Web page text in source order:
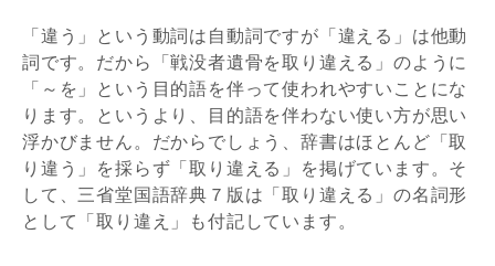
「違う」という動詞は自動詞ですが「違える」は他動
詞です。だから「戦没者遺骨を取り違える」のように
「～を」という目的語を伴って使われやすいことにな
ります。というより、目的語を伴わない使い方が思い
浮かびません。だからでしょう、辞書はほとんど「取
り違う」を採らず「取り違える」を掲げています。そ
して、三省堂国語辞典７版は「取り違える」の名詞形
として「取り違え」も付記しています。